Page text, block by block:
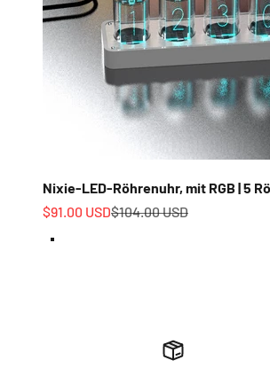
Nixie-LED-Röhrenuhr, mit RGB | 5
Angebot
$91.00 USDRegulärer Preis
$104.00 USD
Hochwertiger Walnussholzsockel